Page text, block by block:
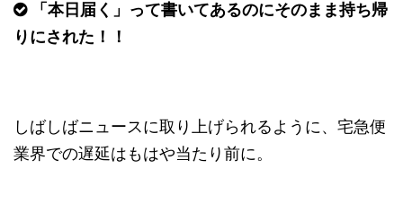
「本日届く」って書いてあるのにそのまま持ち帰
りにされた！！
しばしばニュースに取り上げられるように、宅急便
業界での遅延はもはや当たり前に。